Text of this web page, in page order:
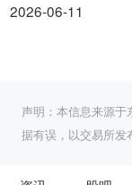
2026-06-11
声明：本信息来源
据有误，以交易所发